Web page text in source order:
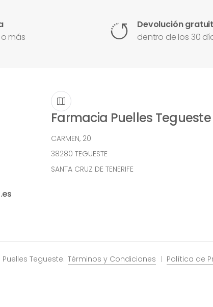
más
Devolución
dentro de los 30
Farmacia Puelles Tegueste
CARMEN, 20
38280 TEGUESTE
SANTA CRUZ DE TENERIFE
Tegueste. Términos y Condiciones Política de